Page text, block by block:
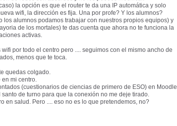
la opción es que el router te da una IP automática y solo
wifi, la dirección es fija. Una por profe? Y los alumnos?
los alumnos podamos trabajar con nuestros propios equipos) y
de los mortales) te das cuenta que ahora no te funciona la
activas.
por todo el centro pero .... seguimos con el mismo ancho de
menos que te toca.
quedas colgado.
mi centro.
(cuestionarios de ciencias de primero de ESO) en Moodle
de turno para que la conexión no me deje tirado.
en salud. Pero .... eso no es lo que pretendemos, no?